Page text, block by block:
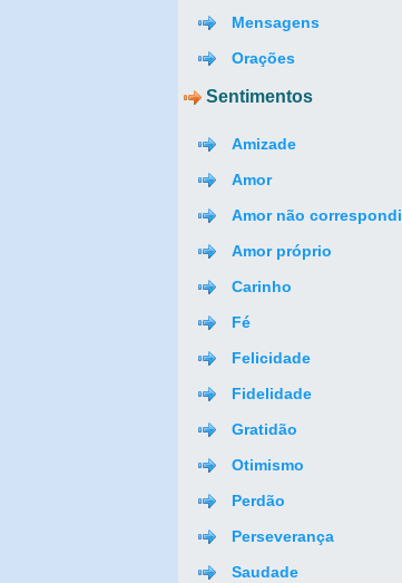
Mensagens
Orações
Sentimentos
Amizade
Amor
Amor não
Amor próprio
Carinho
Fé
Felicidade
Fidelidade
Gratidão
Otimismo
Perdão
Perseverança
Saudade